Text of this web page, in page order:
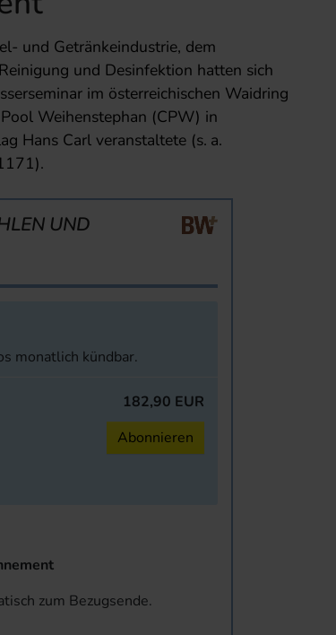
und Getränkeindustrie, dem
und Desinfektion hatten sich
im österreichischen Waidring
Weihenstephan (CPW) in
Hans Carl veranstaltete (s. a.
UND
monatlich kündbar.
182,90 EUR
Abonnieren
zum Bezugsende.